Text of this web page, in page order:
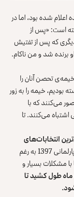
اعلام شده بود، اما در
است: «پس از
از خانمی دیگری که پس از تفتیش
رأی اعلام کرد و او برنده شد و من ناکام.
تحصن آنان را
خیمه را به زور
می‌کنند که با
می‌کنند. تا
انتخابات‌های
انتخابات پارلمانی 1397 به رغم
با مشکلات بسیار و
طول کشید تا